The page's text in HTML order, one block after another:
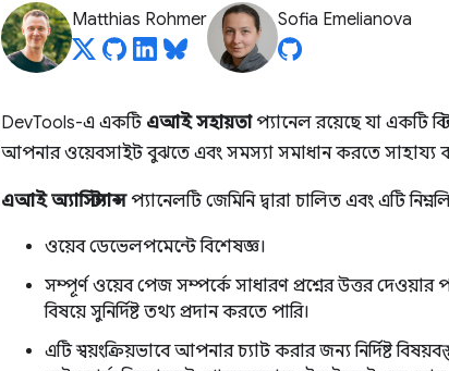
Matthias Rohmer Sofia Emelianova
DevTools-এ একটি এআই সহায়তাপ্যানেল রয়েছে যা একটি
আপনার ওয়েবসাইট বুঝতে এবং সমস্যা সমাধান করতে সাহায্য
এআই অ্যাসিস্ট্যান্সপ্যানেলটি জেমিনি দ্বারা চালিত এবং এটি
ওয়েব ডেভেলপমেন্টে বিশেষজ্ঞ।
সম্পূর্ণ ওয়েব পেজ সম্পর্কে সাধারণ প্রশ্নের উত্তর দেওয়ার
বিষয়ে সুনির্দিষ্ট তথ্য প্রদান করতে পারি।
এটি স্বয়ংক্রিয়ভাবে আপনার চ্যাট করার জন্য নির্দিষ্ট